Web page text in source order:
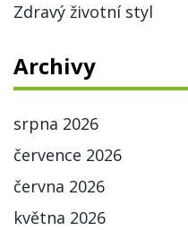
Zdravý životní styl
Archivy
srpna 2026
července 2026
června 2026
května 2026